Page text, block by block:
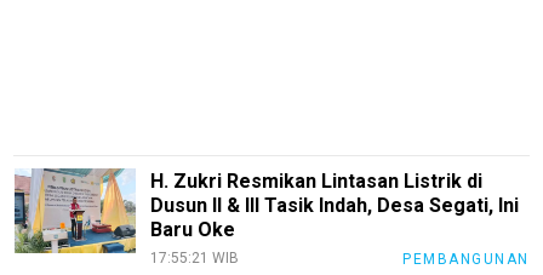
H. Zukri Resmikan Lintasan Listrik di
Dusun II & III Tasik Indah, Desa Segati, Ini
Baru Oke
17:55:21 WIB PEMBANGUNAN
Rohul
Nusapos